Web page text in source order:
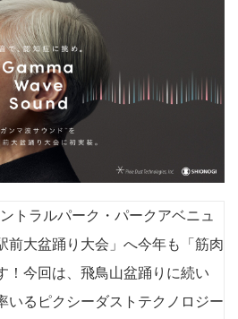
トラルパーク・パークアベニュ
前大盆踊り大会」へ今年も「筋肉
！今回は、飛鳥山盆踊りに続い
いるピクシーダストテクノロジー